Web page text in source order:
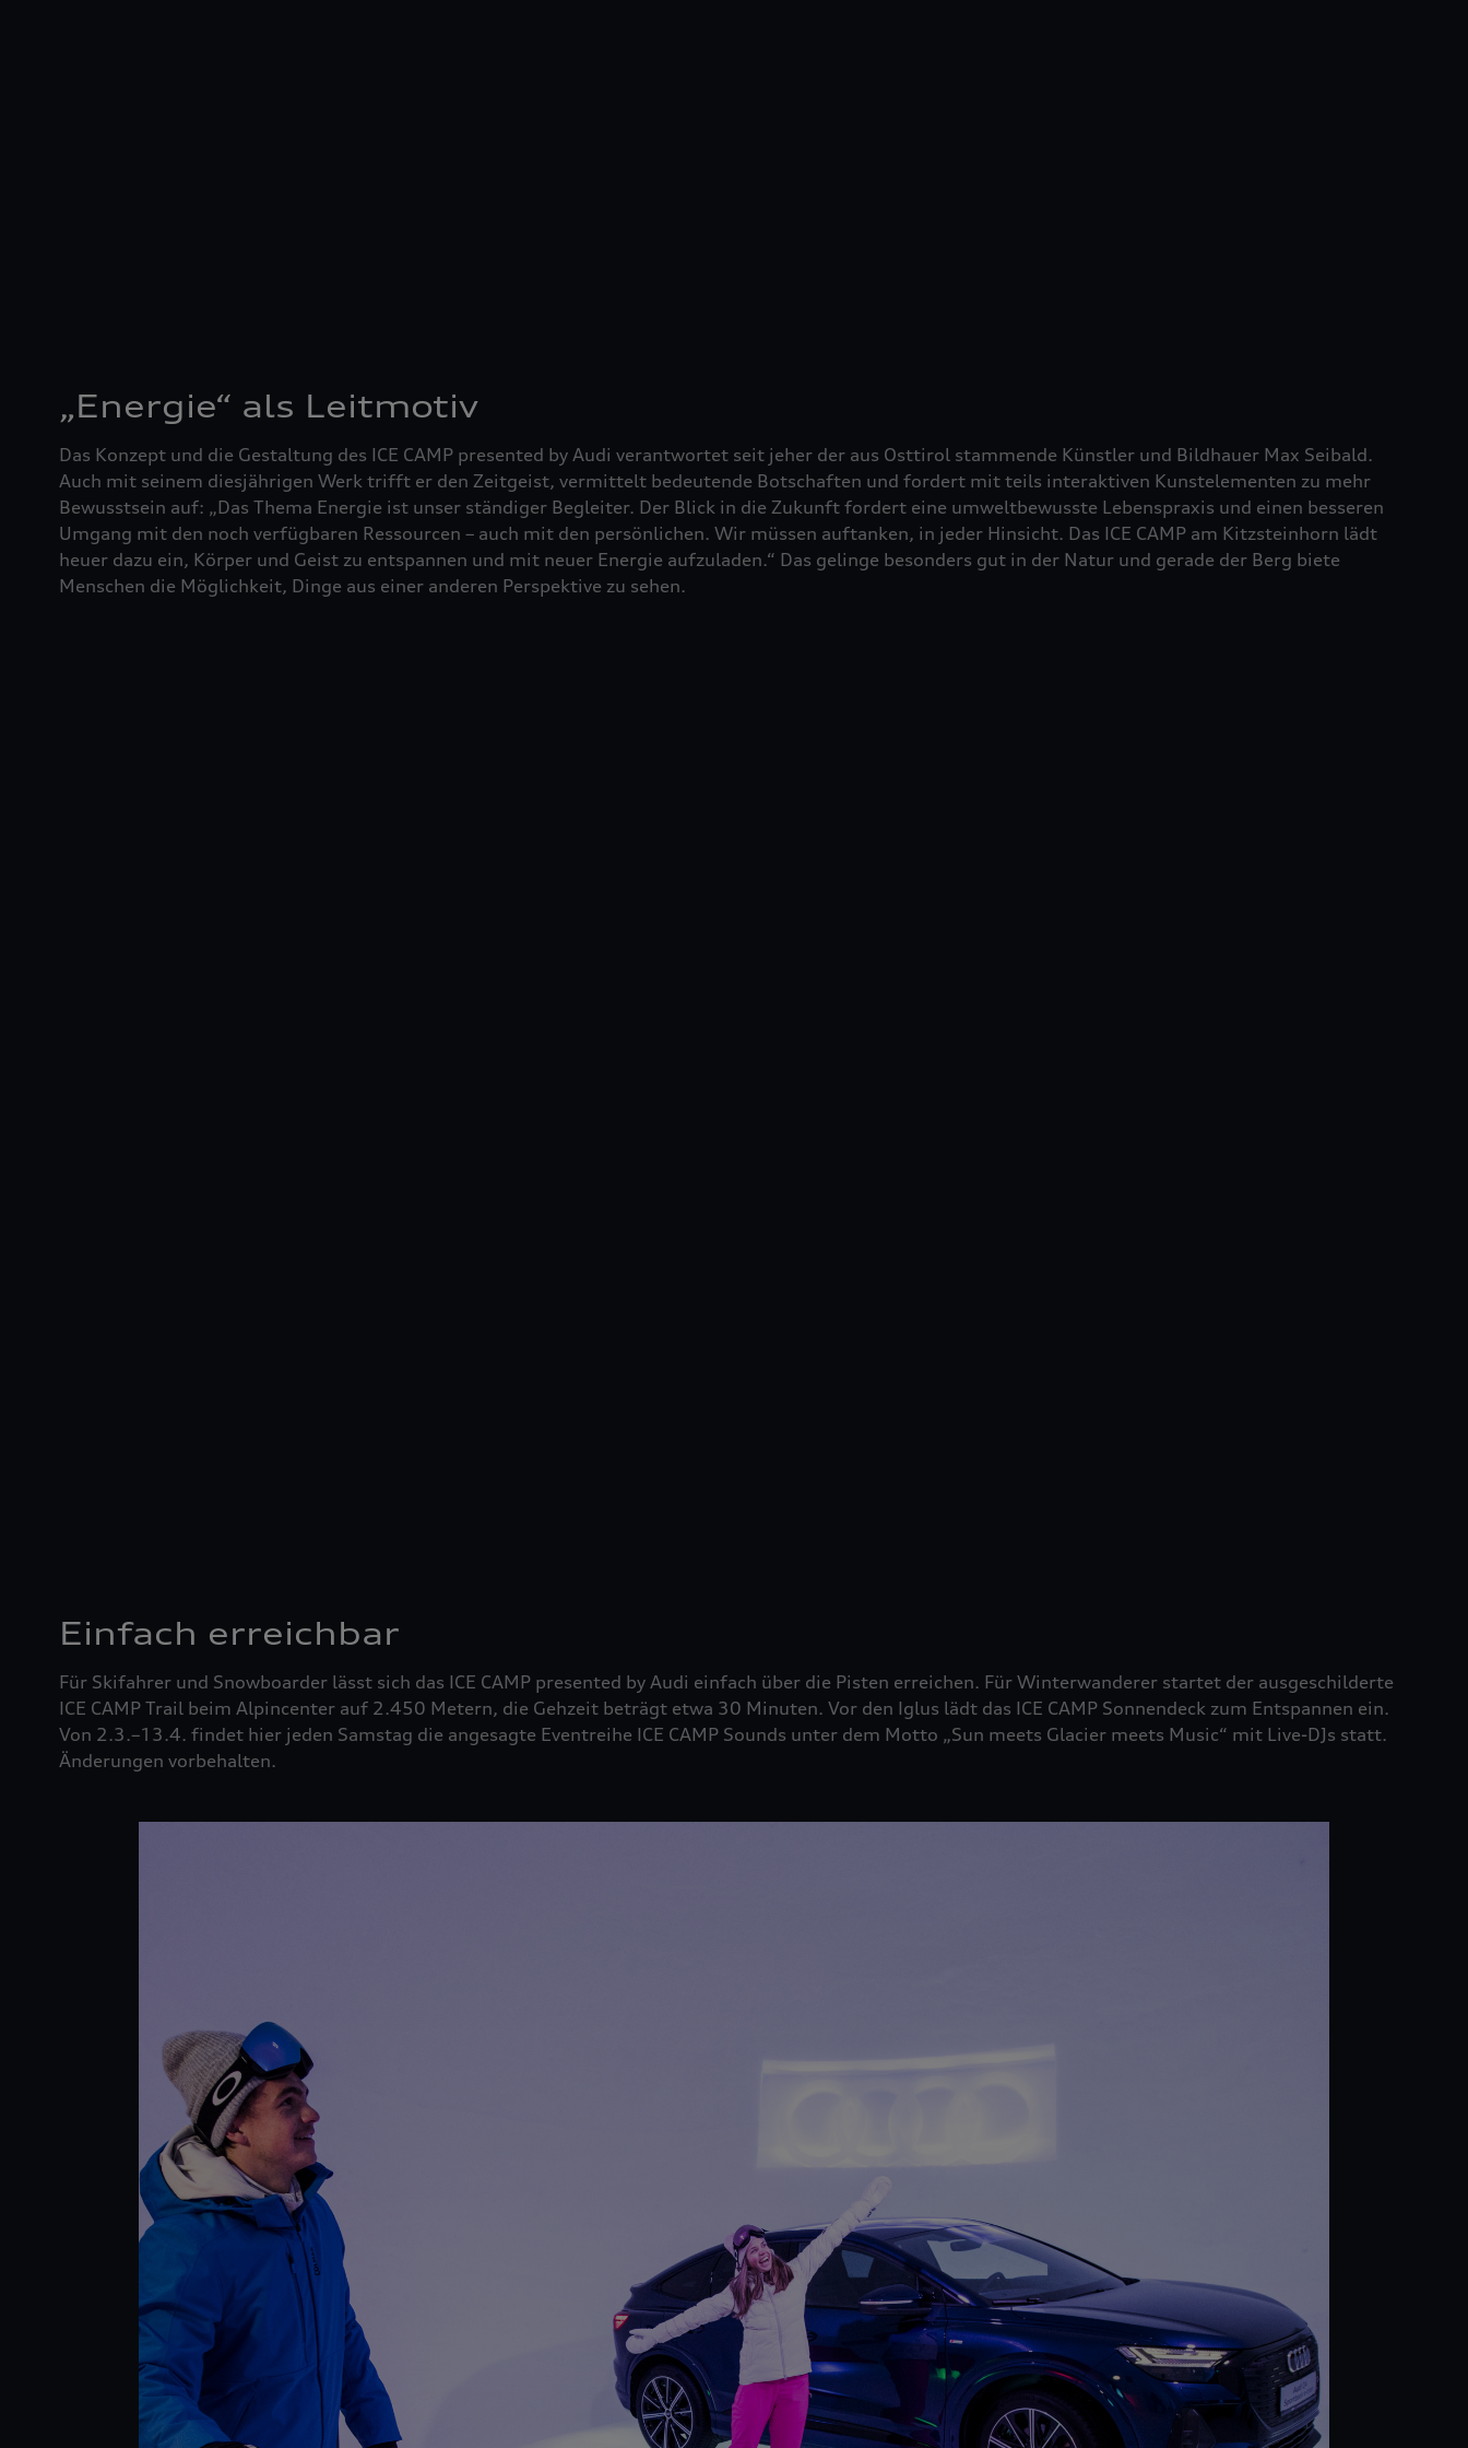
„Energie“ als Leitmotiv
Das Konzept und die Gestaltung des ICE CAMP presented by Audi verantwortet seit jeher der aus Osttirol stammende Künstler und Bildhauer Max Seibald.
Auch mit seinem diesjährigen Werk trifft er den Zeitgeist, vermittelt bedeutende Botschaften und fordert mit teils interaktiven Kunstelementen zu mehr
Bewusstsein auf: „Das Thema Energie ist unser ständiger Begleiter. Der Blick in die Zukunft fordert eine umweltbewusste Lebenspraxis und einen besseren
Umgang mit den noch verfügbaren Ressourcen – auch mit den persönlichen. Wir müssen auftanken, in jeder Hinsicht. Das ICE CAMP am Kitzsteinhorn lädt
heuer dazu ein, Körper und Geist zu entspannen und mit neuer Energie aufzuladen.“ Das gelinge besonders gut in der Natur und gerade der Berg biete
Menschen die Möglichkeit, Dinge aus einer anderen Perspektive zu sehen.
Einfach erreichbar
Für Skifahrer und Snowboarder lässt sich das ICE CAMP presented by Audi einfach über die Pisten erreichen. Für Winterwanderer startet der ausgeschilderte
ICE CAMP Trail beim Alpincenter auf 2.450 Metern, die Gehzeit beträgt etwa 30 Minuten. Vor den Iglus lädt das ICE CAMP Sonnendeck zum Entspannen ein.
Von 2.3.–13.4. findet hier jeden Samstag die angesagte Eventreihe ICE CAMP Sounds unter dem Motto „Sun meets Glacier meets Music“ mit Live-DJs statt.
Änderungen vorbehalten.